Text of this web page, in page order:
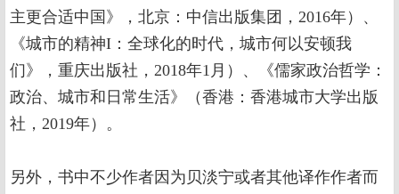
主更合适中国》，北京：中信出版集团，2016年）、
《城市的精神I：全球化的时代，城市何以安顿我
们》，重庆出版社，2018年1月）、《儒家政治哲学：
政治、城市和日常生活》（香港：香港城市大学出版
社，2019年）。
另外，书中不少作者因为贝淡宁或者其他译作作者而